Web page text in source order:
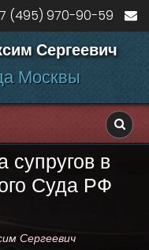
(495) 970-90-59
Сергеевич
Москвы
супругов в
Суда РФ
Сергеевич